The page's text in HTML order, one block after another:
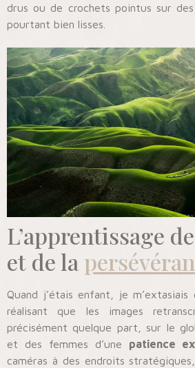
drus ou de crochets pointus sur
pourtant bien lisses.
L’apprentissage
et de la
Quand j’étais enfant, je
réalisant que les images
précisément quelque part, sur le
et des femmes d’une patience
caméras à des endroits